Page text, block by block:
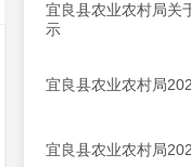
宜良县农业农村局关
示
宜良县农业农村局
宜良县农业农村局